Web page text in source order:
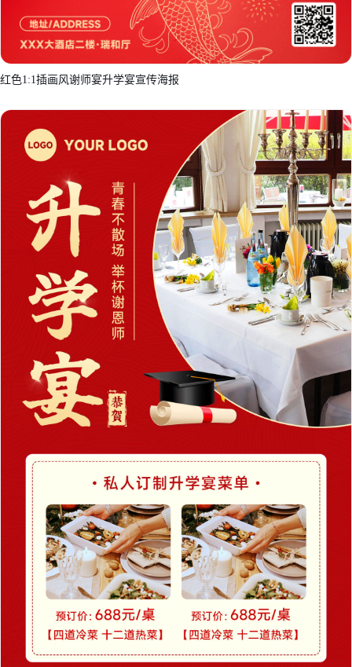
红色1:1插画风谢师宴升学宴宣传海报